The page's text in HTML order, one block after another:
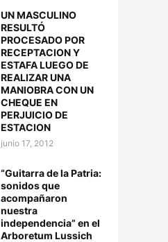
UN MASCULINO
RESULTÓ
PROCESADO POR
RECEPTACION Y
ESTAFA LUEGO DE
REALIZAR UNA
MANIOBRA CON UN
CHEQUE EN
PERJUICIO DE
ESTACION
junio 17, 2012
“Guitarra de la Patria:
sonidos que
acompañaron
nuestra
independencia” en el
Arboretum Lussich